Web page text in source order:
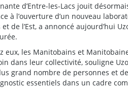
d’Entre-les-Lacs jouit
à l’ouverture d’un nouveau
de l’Est, a annoncé aujourd’hui
eux, les Manitobains et
dans leur collectivité, souligne
grand nombre de personnes et
essentiels dans un cadre